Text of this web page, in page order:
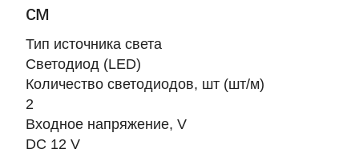
см
Тип источника света
Светодиод (LED)
Количество светодиодов, шт (шт/м)
2
Входное напряжение, V
DC 12 V